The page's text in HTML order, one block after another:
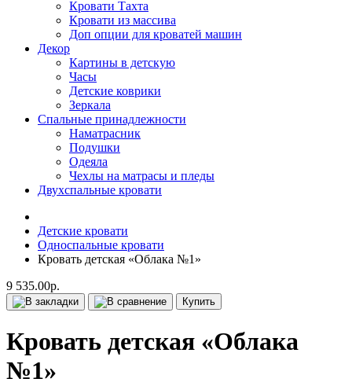
Кровати Тахта
Кровати из массива
Доп опции для кроватей машин
Декор
Картины в детскую
Часы
Детские коврики
Зеркала
Спальные принадлежности
Наматрасник
Подушки
Одеяла
Чехлы на матрасы и пледы
Двухспальные кровати
Детские кровати
Односпальные кровати
Кровать детская «Облака №1»
9 535.00р.
Купить
Кровать детская «Облака
№1»